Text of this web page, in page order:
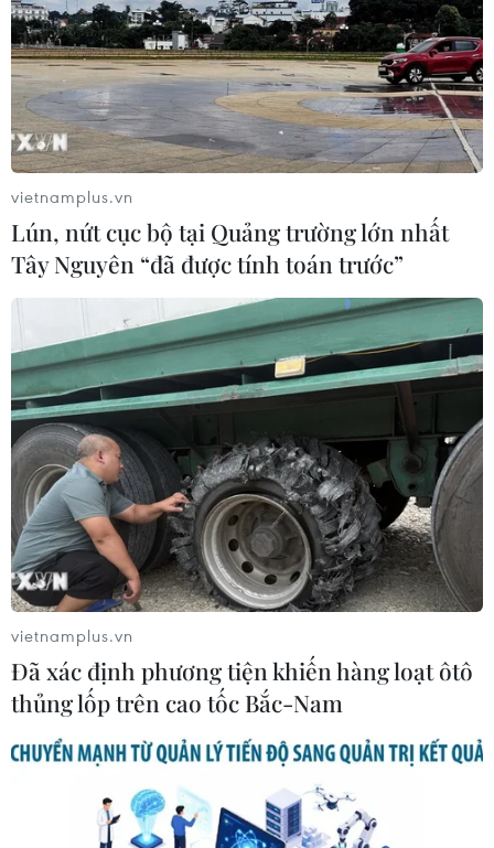
kết cấu chịu được động đất cường độ cao.
vietnamplus.vn
Lún, nứt cục bộ tại Quảng trường lớn nhất
Tây Nguyên “đã được tính toán trước”
vietnamplus.vn
Đã xác định phương tiện khiến hàng loạt ôtô
thủng lốp trên cao tốc Bắc-Nam